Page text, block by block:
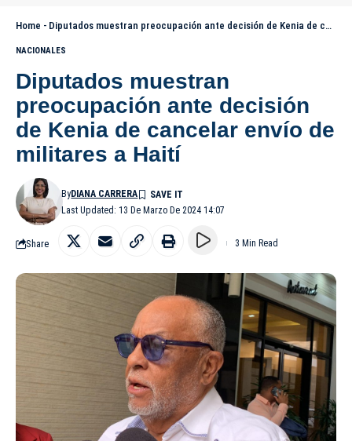
Home - Diputados muestran preocupación ante decisión de Kenia de cancelar envío de militares a Haití
NACIONALES
Diputados muestran
preocupación ante decisión
de Kenia de cancelar envío de
militares a Haití
Last Updated: 13 De Marzo De 2024 14:07
ByDIANA CARRERA
Share 3 Min Read